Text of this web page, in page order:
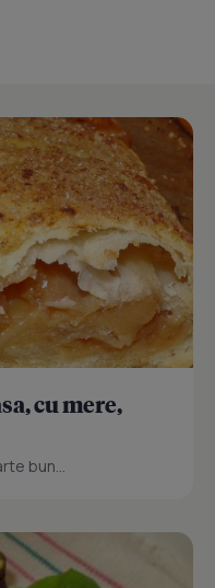
cu mere,
bun...